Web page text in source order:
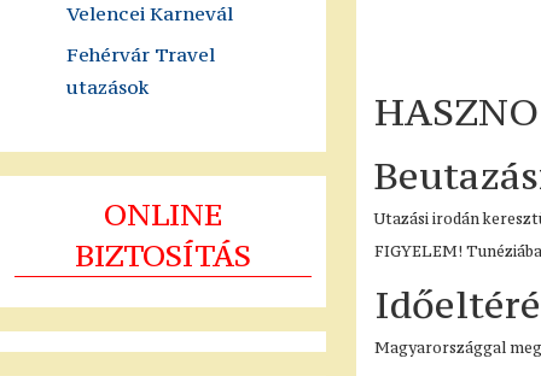
Velencei Karnevál
Fehérvár Travel
utazások
ONLINE
BIZTOSÍTÁS
Utazási irodán
FIGYELEM!
Magyarországgal